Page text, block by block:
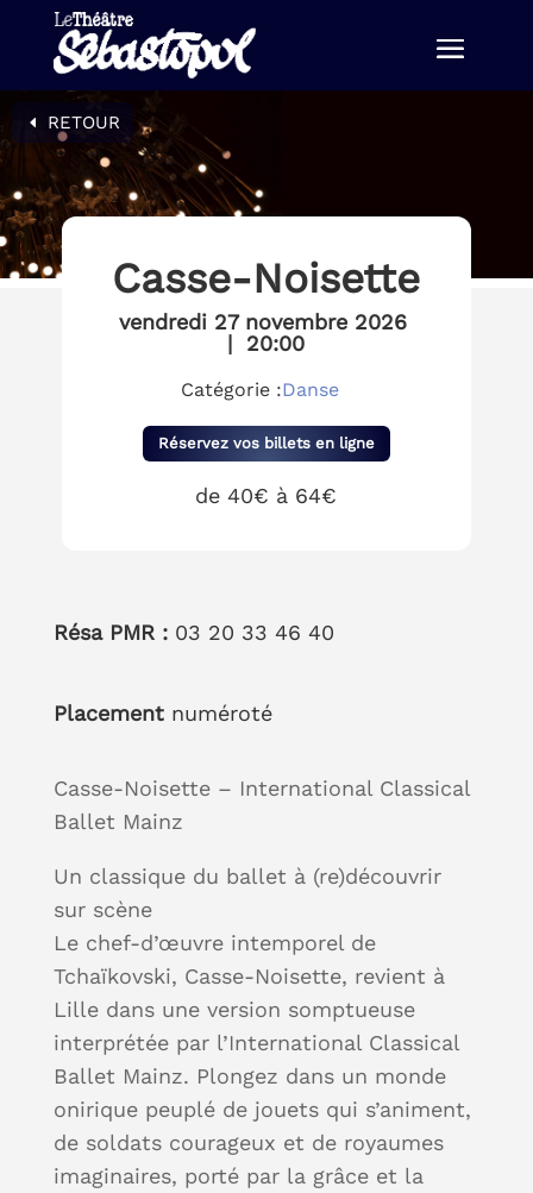
RETOUR
Casse-Noisette
vendredi 27 novembre 2026
20:00
Catégorie :Danse
Réservez vos billets en ligne
de 40€ à 64€
Résa PMR : 03 20 33 46 40
Placement numéroté
Casse-Noisette – International Classical
Ballet Mainz
Un classique du ballet à (re)découvrir
sur scène
Le chef-d’œuvre intemporel de
Tchaïkovski, Casse-Noisette, revient à
Lille dans une version somptueuse
interprétée par l’International Classical
Ballet Mainz. Plongez dans un monde
onirique peuplé de jouets qui s’animent,
de soldats courageux et de royaumes
imaginaires, porté par la grâce et la